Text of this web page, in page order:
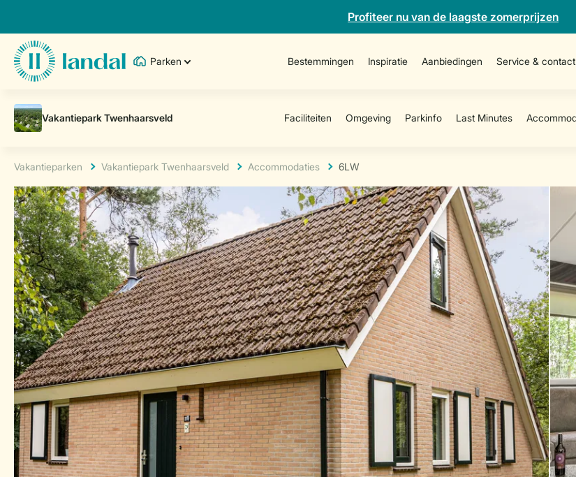
Profiteer nu van de laagste zomerprijzen
Parken Bestemmingen Inspiratie Aanbiedingen Service & contact
Vakantieparken Vakantiepark Twenhaarsveld Accommodaties 6LW